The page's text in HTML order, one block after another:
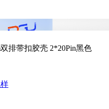
排带扣胶壳 2*20Pin黑色